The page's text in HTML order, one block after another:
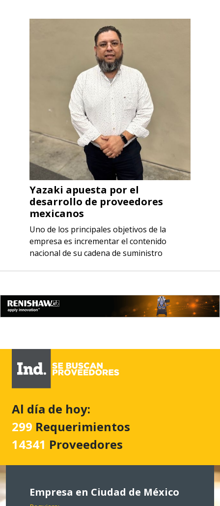
Yazaki apuesta por el
desarrollo de proveedores
mexicanos
Uno de los principales objetivos de la
empresa es incrementar el contenido
nacional de su cadena de suministro
Al día de hoy:
299 Requerimientos
14341 Proveedores
Empresa en Ciudad de México